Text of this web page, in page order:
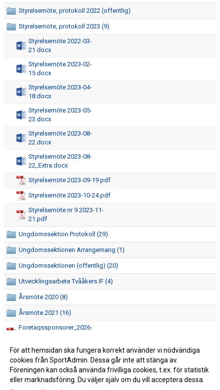
Styrelsemöte, protokoll 2022 (offentlig)
Styrelsemöte, protokoll 2023 (9)
Styrelsemöte 2022-03-
21.docx
Styrelsemöte 2023-02-
15.docx
Styrelsemöte 2023-04-
18.docx
Styrelsemöte 2023-05-
23.docx
Styrelsemöte 2023-08-
22.docx
Styrelsemöte 2023-08-
22_Extra.docx
Styrelsemöte 2023-09-19.pdf
Styrelsemöte 2023-10-24.pdf
Styrelsemöte nr 9 2023-11-
21.pdf
Ungdomssektion Protokoll (29)
Ungdomssektionen Arrangemang (1)
Ungdomssektionen (offentlig) (20)
Utvecklingsarbete Tvååkers IF (4)
Årsmöte 2020 (8)
Årsmöte 2021 (16)
Foretagssponsorer_2026-
För att hemsidan ska fungera korrekt använder vi nödvändiga
cookies från SportAdmin. Dessa går inte att stänga av.
Föreningen kan också använda frivilliga cookies, t.ex. för statistik
eller marknadsföring. Du väljer själv om du vill acceptera dessa.